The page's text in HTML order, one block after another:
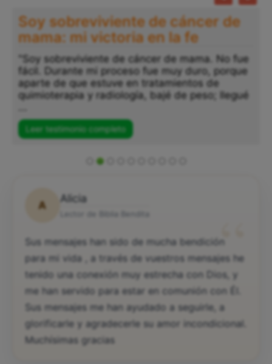
Soy sobreviviente de cáncer de
mama: mi victoria en la fe
"Soy sobreviviente de cáncer de mama. No fue
fácil. Durante mi proceso fue muy duro, porque
aparte de que estuve en tratamientos de
quimioterapia y radiología, bajé de peso; llegué
Leer testimonio completo
A
Alicia
“
Sus mensajes han sido de mucha bendición
para mi vida , a través de vuestros mensajes he
tenido una conexión muy estrecha con Dios, y
me han servido para estar en comunión con Él.
Sus mensajes me han ayudado a seguirle, a
glorificarle y agradecerle su amor incondicional.
Muchísimas gracias